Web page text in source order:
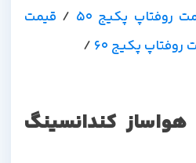
پکیج 50 /قیمت
پکیج 60 /
کندانسینگ